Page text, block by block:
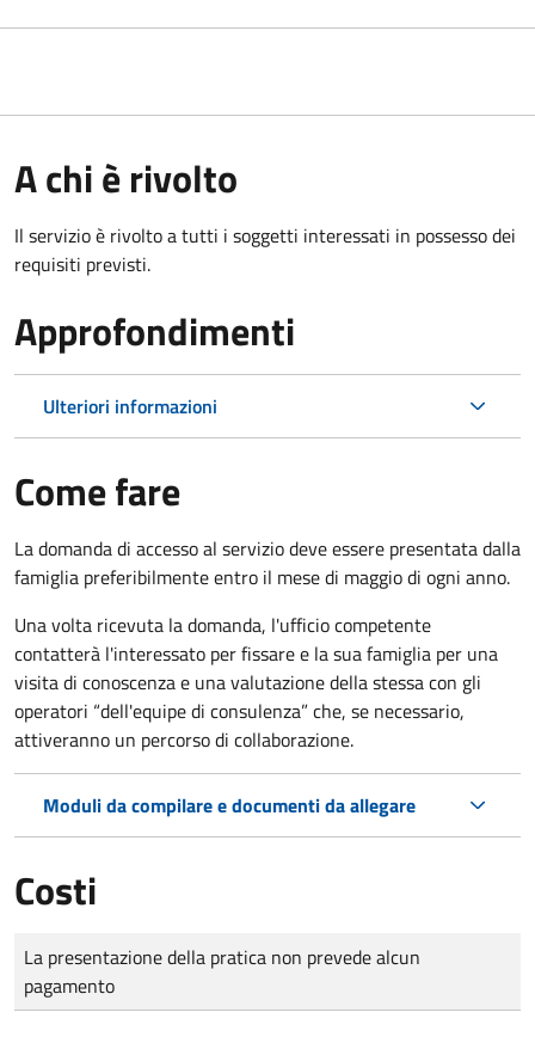
A chi è rivolto
Il servizio è rivolto a tutti i soggetti interessati in possesso dei
requisiti previsti.
Approfondimenti
Ulteriori informazioni
Come fare
La domanda di accesso al servizio deve essere presentata dalla
famiglia preferibilmente entro il mese di maggio di ogni anno.
Una volta ricevuta la domanda, l'ufficio competente
contatterà l'interessato per fissare e la sua famiglia per una
visita di conoscenza e una valutazione della stessacon gli
operatori “dell'equipe di consulenza” che, se necessario,
attiveranno un percorso di collaborazione.
Moduli da compilare e documenti da allegare
Costi
Tipo di pagamento
Importo
La presentazione della pratica non prevede alcun
pagamento